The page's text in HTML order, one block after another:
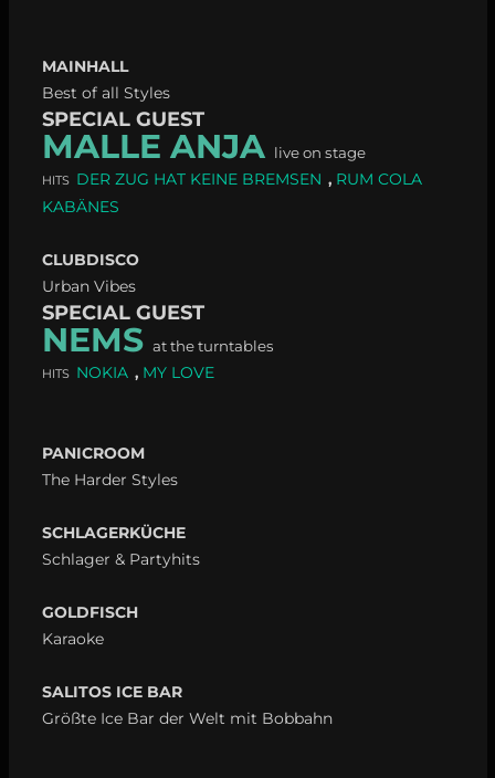
MAINHALL
Best of all Styles
SPECIAL GUEST
MALLE ANJA live on stage
HITS DER ZUG HAT KEINE BREMSEN , RUM COLA
KABÄNES
CLUBDISCO
Urban Vibes
SPECIAL GUEST
NEMS at the turntables
HITS NOKIA , MY LOVE
PANICROOM
The Harder Styles
SCHLAGERKÜCHE
Schlager & Partyhits
GOLDFISCH
Karaoke
SALITOS ICE BAR
Größte Ice Bar der Welt mit Bobbahn